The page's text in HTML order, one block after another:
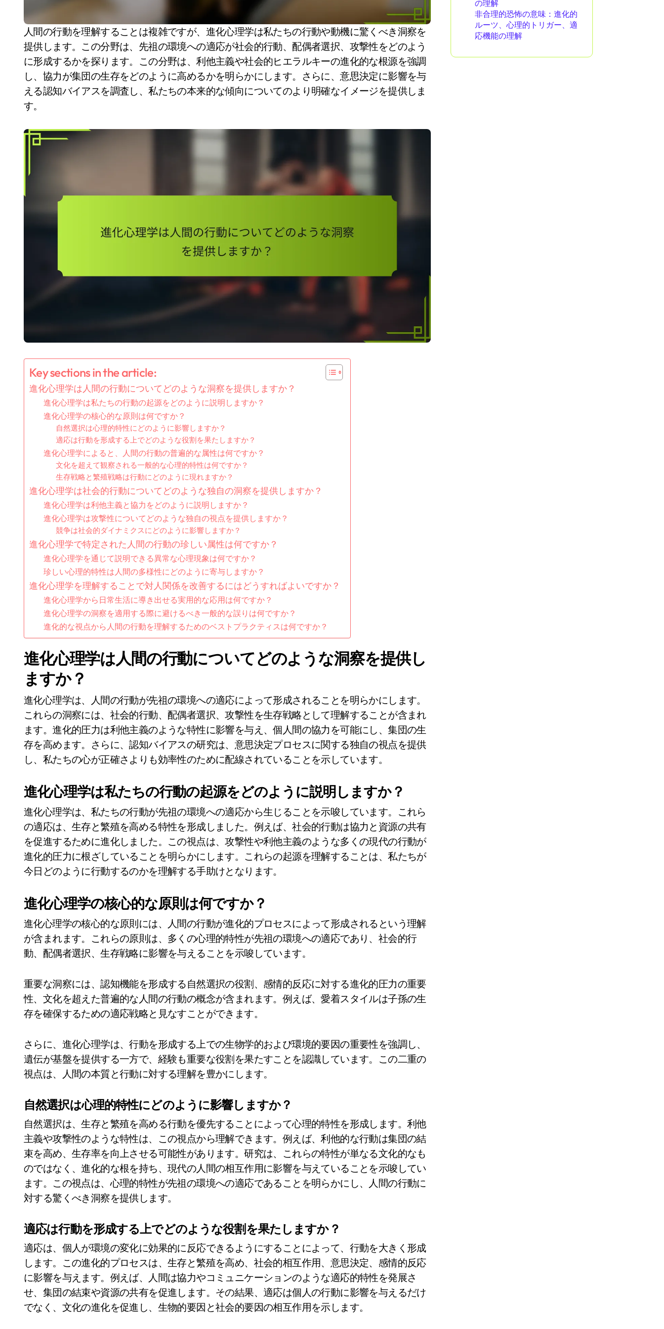
人間の行動を理解することは複雑ですが、進化心理学は私たちの行動や動機に驚くべき洞察を
提供します。この分野は、先祖の環境への適応が社会的行動、配偶者選択、攻撃性をどのよう
に形成するかを探ります。この分野は、利他主義や社会的ヒエラルキーの進化的な根源を強調
し、協力が集団の生存をどのように高めるかを明らかにします。さらに、意思決定に影響を与
える認知バイアスを調査し、私たちの本来的な傾向についてのより明確なイメージを提供しま
す。
Key sections in the article:
進化心理学は人間の行動についてどのような洞察を提供しますか？
進化心理学は私たちの行動の起源をどのように説明しますか？
進化心理学の核心的な原則は何ですか？
自然選択は心理的特性にどのように影響しますか？
適応は行動を形成する上でどのような役割を果たしますか？
進化心理学によると、人間の行動の普遍的な属性は何ですか？
文化を超えて観察される一般的な心理的特性は何ですか？
生存戦略と繁殖戦略は行動にどのように現れますか？
進化心理学は社会的行動についてどのような独自の洞察を提供しますか？
進化心理学は利他主義と協力をどのように説明しますか？
進化心理学は攻撃性についてどのような独自の視点を提供しますか？
競争は社会的ダイナミクスにどのように影響しますか？
進化心理学で特定された人間の行動の珍しい属性は何ですか？
進化心理学を通じて説明できる異常な心理現象は何ですか？
珍しい心理的特性は人間の多様性にどのように寄与しますか？
進化心理学を理解することで対人関係を改善するにはどうすればよいですか？
進化心理学から日常生活に導き出せる実用的な応用は何ですか？
進化心理学の洞察を適用する際に避けるべき一般的な誤りは何ですか？
進化的な視点から人間の行動を理解するためのベストプラクティスは何ですか？
進化心理学は人間の行動についてどのような洞察を提供し
ますか？
進化心理学は、人間の行動が先祖の環境への適応によって形成されることを明らかにします。
これらの洞察には、社会的行動、配偶者選択、攻撃性を生存戦略として理解することが含まれ
ます。進化的圧力は利他主義のような特性に影響を与え、個人間の協力を可能にし、集団の生
存を高めます。さらに、認知バイアスの研究は、意思決定プロセスに関する独自の視点を提供
し、私たちの心が正確さよりも効率性のために配線されていることを示しています。
進化心理学は私たちの行動の起源をどのように説明しますか？
進化心理学は、私たちの行動が先祖の環境への適応から生じることを示唆しています。これら
の適応は、生存と繁殖を高める特性を形成しました。例えば、社会的行動は協力と資源の共有
を促進するために進化しました。この視点は、攻撃性や利他主義のような多くの現代の行動が
進化的圧力に根ざしていることを明らかにします。これらの起源を理解することは、私たちが
今日どのように行動するのかを理解する手助けとなります。
進化心理学の核心的な原則は何ですか？
進化心理学の核心的な原則には、人間の行動が進化的プロセスによって形成されるという理解
が含まれます。これらの原則は、多くの心理的特性が先祖の環境への適応であり、社会的行
動、配偶者選択、生存戦略に影響を与えることを示唆しています。
重要な洞察には、認知機能を形成する自然選択の役割、感情的反応に対する進化的圧力の重要
性、文化を超えた普遍的な人間の行動の概念が含まれます。例えば、愛着スタイルは子孫の生
存を確保するための適応戦略と見なすことができます。
さらに、進化心理学は、行動を形成する上での生物学的および環境的要因の重要性を強調し、
遺伝が基盤を提供する一方で、経験も重要な役割を果たすことを認識しています。この二重の
視点は、人間の本質と行動に対する理解を豊かにします。
自然選択は心理的特性にどのように影響しますか？
自然選択は、生存と繁殖を高める行動を優先することによって心理的特性を形成します。利他
主義や攻撃性のような特性は、この視点から理解できます。例えば、利他的な行動は集団の結
束を高め、生存率を向上させる可能性があります。研究は、これらの特性が単なる文化的なも
のではなく、進化的な根を持ち、現代の人間の相互作用に影響を与えていることを示唆してい
ます。この視点は、心理的特性が先祖の環境への適応であることを明らかにし、人間の行動に
対する驚くべき洞察を提供します。
適応は行動を形成する上でどのような役割を果たしますか？
適応は、個人が環境の変化に効果的に反応できるようにすることによって、行動を大きく形成
します。この進化的プロセスは、生存と繁殖を高め、社会的相互作用、意思決定、感情的反応
に影響を与えます。例えば、人間は協力やコミュニケーションのような適応的特性を発展さ
せ、集団の結束や資源の共有を促進します。その結果、適応は個人の行動に影響を与えるだけ
でなく、文化の進化を促進し、生物的要因と社会的要因の相互作用を示します。
の理解
非合理的恐怖の意味：進化的
ルーツ、心理的トリガー、適
応機能の理解